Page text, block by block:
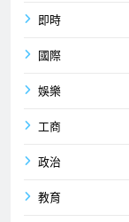
即時
國際
娛樂
工商
政治
教育